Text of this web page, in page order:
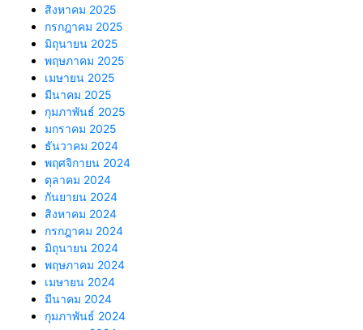
สิงหาคม 2025
กรกฎาคม 2025
มิถุนายน 2025
พฤษภาคม 2025
เมษายน 2025
มีนาคม 2025
กุมภาพันธ์ 2025
มกราคม 2025
ธันวาคม 2024
พฤศจิกายน 2024
ตุลาคม 2024
กันยายน 2024
สิงหาคม 2024
กรกฎาคม 2024
มิถุนายน 2024
พฤษภาคม 2024
เมษายน 2024
มีนาคม 2024
กุมภาพันธ์ 2024